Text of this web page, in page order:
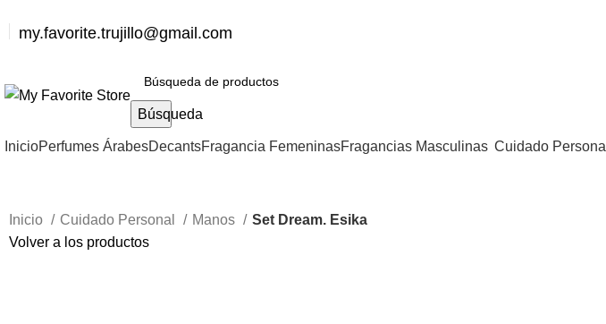
my.favorite.trujillo@gmail.com
Búsqueda
InicioPerfumes ÁrabesDecantsFragancia FemeninasFragancias Masculinas Cuidado Personal
Inicio Cuidado Personal Manos
Set Dream. Esika
Volver a los productos